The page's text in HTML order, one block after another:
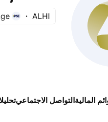
ALHI
الماليةالتواصل الاجتماعي